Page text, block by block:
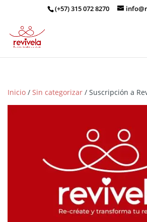
(+57) 315 072 8270
Inicio / Sin categorizar / Suscripción a